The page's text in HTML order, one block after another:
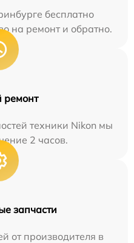
бесплатно
на ремонт и обратно.
ремонт
техники Nikon мы
2 часов.
запчасти
от производителя в